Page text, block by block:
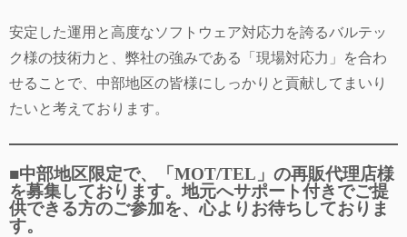
安定した運用と高度なソフトウェア対応力を誇るバルテッ
ク様の技術力と、弊社の強みである「現場対応力」を合わ
せることで、中部地区の皆様にしっかりと貢献してまいり
たいと考えております。
■中部地区限定で、「MOT/TEL」の再販代理店様
を募集しております。地元へサポート付きでご提
供できる方のご参加を、心よりお待ちしておりま
す。